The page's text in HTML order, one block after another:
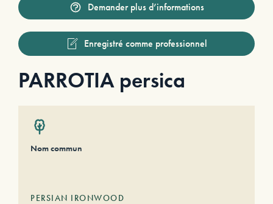
Demander plus d’informations
Enregistré comme professionnel
PARROTIA persica
Nom commun
PERSIAN IRONWOOD